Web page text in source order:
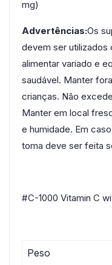
mg)
Advertências:Os
devem ser utilizados
alimentar variado e
saudável. Manter
crianças. Não
Manter em local
e humidade. Em
toma deve ser feita
#C-1000 Vitamin C
Peso